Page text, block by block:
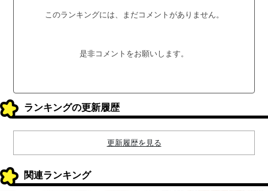
このランキングには、まだコメントがありません。
是非コメントをお願いします。
ランキングの更新履歴
更新履歴を見る
関連ランキング